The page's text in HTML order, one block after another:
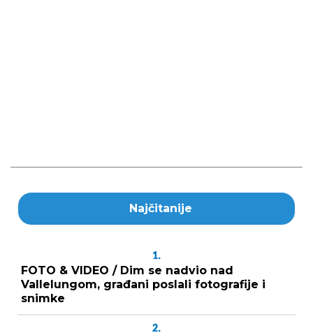
Najčitanije
1.
FOTO & VIDEO / Dim se nadvio nad
Vallelungom, građani poslali fotografije i
snimke
2.